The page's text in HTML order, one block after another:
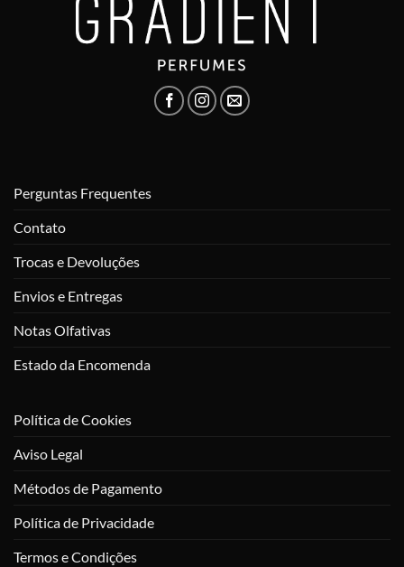
Perguntas Frequentes
Contato
Trocas e Devoluções
Envios e Entregas
Notas Olfativas
Estado da Encomenda
Política de Cookies
Aviso Legal
Métodos de Pagamento
Política de Privacidade
Termos e Condições